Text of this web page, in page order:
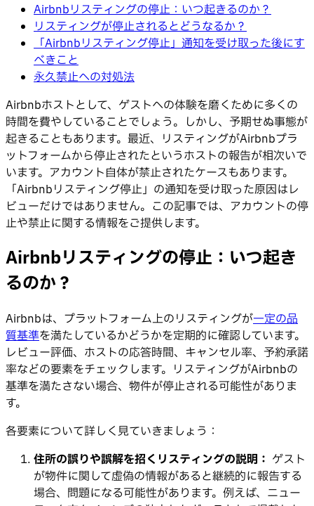
Airbnbリスティングの停止：いつ起きるのか？
リスティングが停止されるとどうなるか？
「Airbnbリスティング停止」通知を受け取った後にす
べきこと
永久禁止への対処法
Airbnbホストとして、ゲストへの体験を磨くために多くの
時間を費やしていることでしょう。しかし、予期せぬ事態が
起きることもあります。最近、リスティングがAirbnbプラ
ットフォームから停止されたというホストの報告が相次いで
います。アカウント自体が禁止されたケースもあります。
「Airbnbリスティング停止」の通知を受け取った原因はレ
ビューだけではありません。この記事では、アカウントの停
止や禁止に関する情報をご提供します。
Airbnbリスティングの停止：いつ起き
るのか？
Airbnbは、プラットフォーム上のリスティングが一定の品
質基準を満たしているかどうかを定期的に確認しています。
レビュー評価、ホストの応答時間、キャンセル率、予約承諾
率などの要素をチェックします。リスティングがAirbnbの
基準を満たさない場合、物件が停止される可能性がありま
す。
各要素について詳しく見ていきましょう：
住所の誤りや誤解を招くリスティングの説明： ゲスト
が物件に関して虚偽の情報があると継続的に報告する
場合、問題になる可能性があります。例えば、ニュー